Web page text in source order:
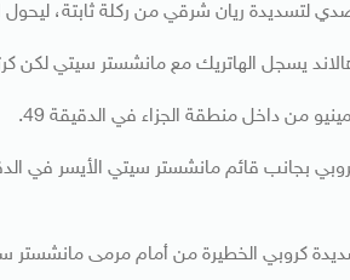
لتسديدة ريان شرقي من ركلة ثابتة، ليحول
يسجل الهاتريك مع مانشستر سيتي لكن
من داخل منطقة الجزاء في الدقيقة 49.
كروبي الخطيرة من أمام مرمى مانشستر